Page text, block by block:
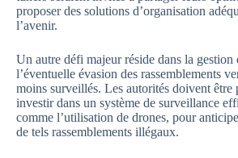
proposer des solutions d’organisation
l’avenir.
Un autre défi majeur réside dans la gestion
l’éventuelle évasion des rassemblements
moins surveillés. Les autorités doivent être
investir dans un système de surveillance
comme l’utilisation de drones, pour
de tels rassemblements illégaux.